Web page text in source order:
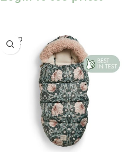
SOLD
OUT